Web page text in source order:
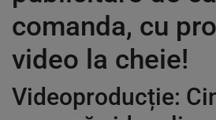
comanda, cu
video la cheie!
Videoproducție: